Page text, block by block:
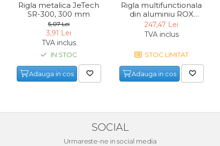
Scule Unelte Accesorii
Unelte de Zugravit
Roata de Masurat
Lacate & Incuietori
Banc de lucru – tamplarie
transport marfa
Rigla metalica JeTech
SR-300, 300 mm
5,07 Lei
3,91 Lei
TVA inclus
IN STOC
Adauga in cos
Rigla multifunctionala
din aluminiu ROX
Wood 153ROX0012, 300
mm
247,47 Lei
TVA inclus
STOC LIMITAT
Adauga in cos
SOCIAL
Urmareste-ne in social media